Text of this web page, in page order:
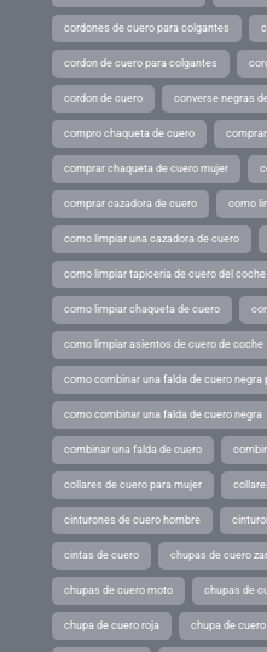
cordones de cuero para colgantes
cordon de cuero para colgantes
cordon de cuero converse negras
compro chaqueta de cuero
comprar chaqueta de cuero mujer
comprar cazadora de cuero como
como limpiar una cazadora de cuero
como limpiar tapiceria de cuero del coche
como limpiar chaqueta de cuero
como limpiar asientos de cuero de coche
como combinar una falda de cuero negra
como combinar una falda de cuero negra
combinar una falda de cuero
collares de cuero para mujer
cinturones de cuero hombre
cintas de cuero chupas de cuero
chupas de cuero moto chupas de
chupa de cuero roja chupa de